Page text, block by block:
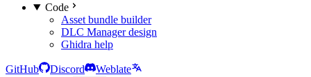
Code
Asset bundle builder
DLC Manager design
Ghidra help
GitHub Discord
Weblate